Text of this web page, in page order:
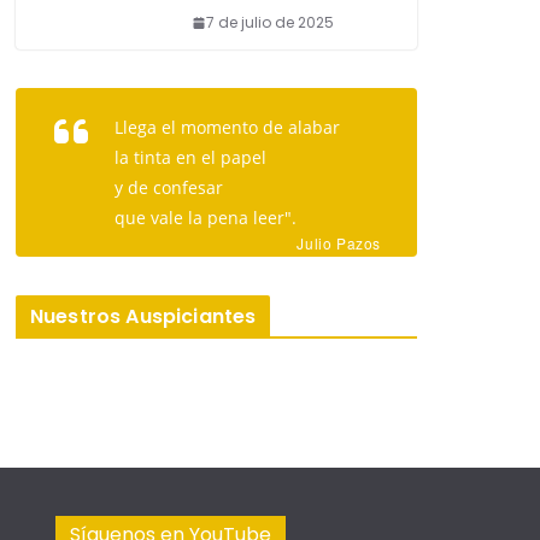
7 de julio de 2025
Llega el momento de alabar
la tinta en el papel
y de confesar
que vale la pena leer".
Julio Pazos
Nuestros Auspiciantes